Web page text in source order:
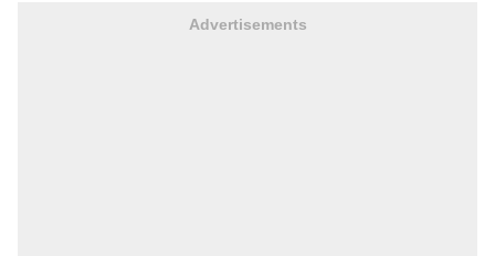
Advertisements